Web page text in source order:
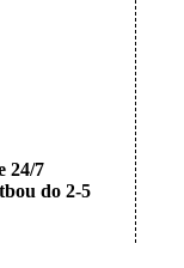
24/7
do 2-5